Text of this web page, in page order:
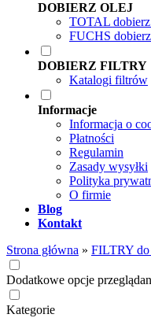
DOBIERZ OLEJ
TOTAL
FUCHS
DOBIERZ FILTRY
Katalogi filtrów
Informacje
Informacja o
Płatności
Regulamin
Zasady wysyłki
Polityka
O firmie
Blog
Kontakt
Strona główna » FILTRY do
Dodatkowe opcje
Kategorie